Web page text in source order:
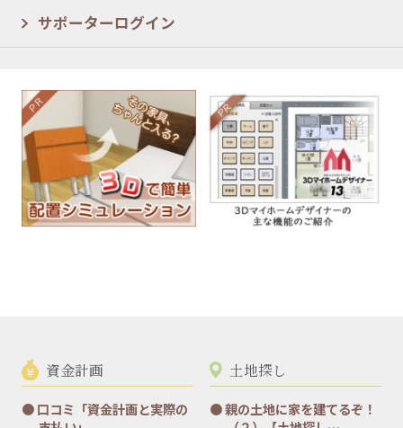
サポーターログイン
資金計画
口コミ「資金計画と実際の
土地探し
親の土地に家を建てるぞ！